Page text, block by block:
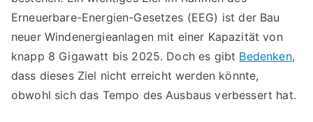
Erneuerbare-Energien-Gesetzes (EEG) ist der Bau
neuer Windenergieanlagen mit einer Kapazität von
knapp 8 Gigawatt bis 2025. Doch es gibt Bedenken,
dass dieses Ziel nicht erreicht werden könnte,
obwohl sich das Tempo des Ausbaus verbessert hat.